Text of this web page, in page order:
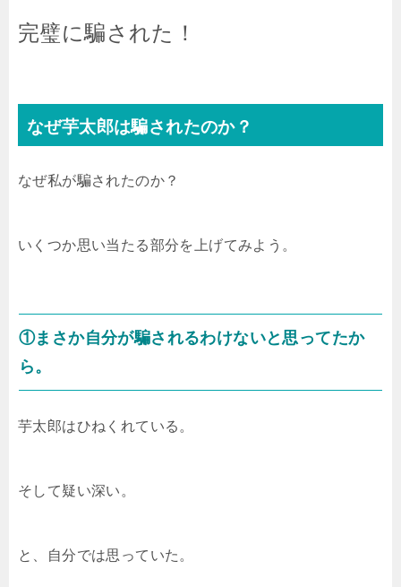
完璧に騙された！
なぜ芋太郎は騙されたのか？
なぜ私が騙されたのか？
いくつか思い当たる部分を上げてみよう。
①まさか自分が騙されるわけないと思ってたか
ら。
芋太郎はひねくれている。
そして疑い深い。
と、自分では思っていた。